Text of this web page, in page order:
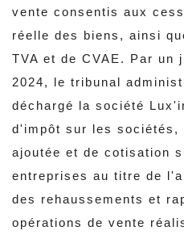
vente consentis aux
réelle des biens, ainsi
TVA et de CVAE. Par un
2024, le tribunal
déchargé la société
d'impôt sur les sociétés,
ajoutée et de cotisation
entreprises au titre de
des rehaussements et
opérations de vente